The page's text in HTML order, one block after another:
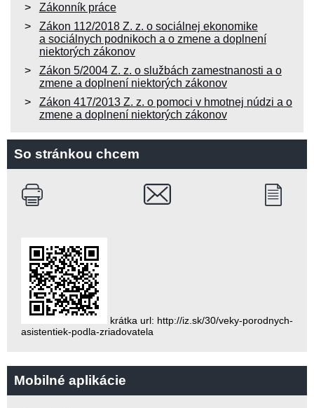
Zákonník práce
Zákon 112/2018 Z. z. o sociálnej ekonomike
a sociálnych podnikoch a o zmene a doplnení
niektorých zákonov
Zákon 5/2004 Z. z. o službách zamestnanosti a o
zmene a doplnení niektorých zákonov
Zákon 417/2013 Z. z. o pomoci v hmotnej núdzi a o
zmene a doplnení niektorých zákonov
So stránkou chcem
krátka url: http://iz.sk/30/veky-porodnych-
asistentiek-podla-zriadovatela
Mobilné aplikácie